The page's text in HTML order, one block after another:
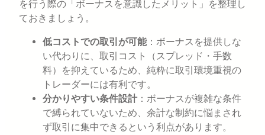
を行う際の「ボーナスを意識したメリット」を整理し
ておきましょう。
低コストでの取引が可能：ボーナスを提供しな
い代わりに、取引コスト（スプレッド・手数
料）を抑えているため、純粋に取引環境重視の
トレーダーには有利です。
分かりやすい条件設計：ボーナスが複雑な条件
で縛られていないため、余計な制約に悩まされ
ず取引に集中できるという利点があります。